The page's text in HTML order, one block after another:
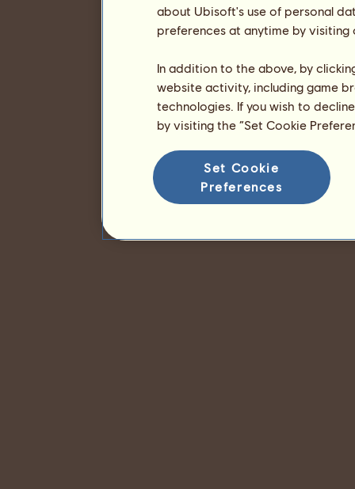
about Ubisoft's use of personal
preferences at anytime by
In addition to the above, by
website activity, including game
technologies. If you wish to
by visiting the “Set Cookie
Set Cookie
Preferences